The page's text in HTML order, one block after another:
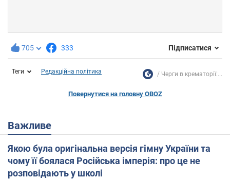
705 333 Підписатися
Теги Редакційна політика Черги в крематорії:...
Повернутися на головну OBOZ
Важливе
Якою була оригінальна версія гімну України та
чому її боялася Російська імперія: про це не
розповідають у школі